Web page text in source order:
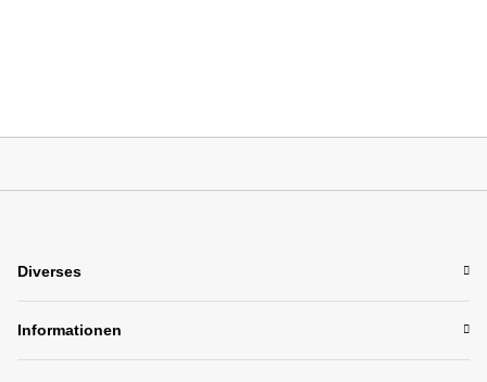
Diverses
Informationen